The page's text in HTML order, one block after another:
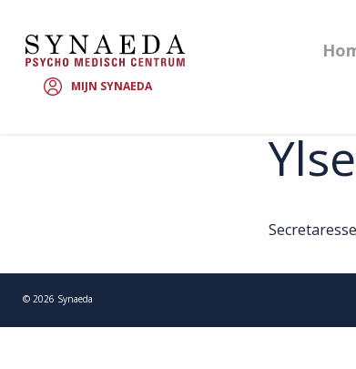
MIJN SYNAEDA
Secretaresse
© 2026 Synaeda